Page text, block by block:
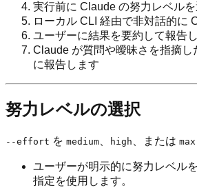
実行前に Claude の努力レベル
ローカル CLI 経由で非対話的に
ユーザーに結果を要約して報告
Claude が質問や曖昧さを指摘し
に報告します
努力レベルの選択
--effort を medium high 、または max
ユーザーが明示的に努力レベル
指定を使用します。